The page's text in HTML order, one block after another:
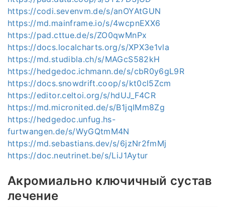
https://codi.sevenvm.de/s/anOYAtGUN
https://md.mainframe.io/s/4wcpnEXX6
https://pad.cttue.de/s/ZO0qwMnPx
https://docs.localcharts.org/s/XPX3e1vla
https://md.studibla.ch/s/MAGcS582kH
https://hedgedoc.ichmann.de/s/cbR0y6gL9R
https://docs.snowdrift.coop/s/kt0cl5Zcm
https://editor.celtoi.org/s/hdUJ_F4CR
https://md.micronited.de/s/B1jqIMm8Zg
https://hedgedoc.unfug.hs-
furtwangen.de/s/WyGQtmM4N
https://md.sebastians.dev/s/6jzNr2fmMj
https://doc.neutrinet.be/s/LiJ1Aytur
Акромиально ключичный сустав
лечение